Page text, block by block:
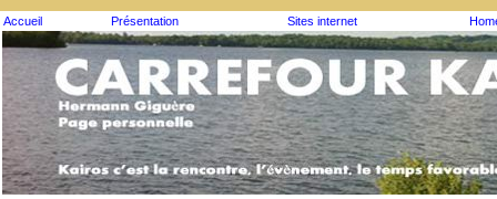
Accueil Présentation Sites internet